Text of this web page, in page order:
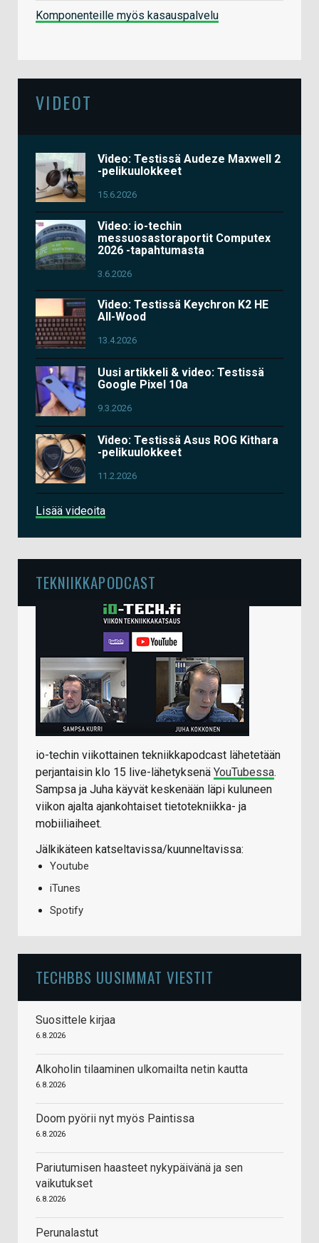
Komponenteille myös kasauspalvelu
VIDEOT
Video: Testissä Audeze Maxwell 2
-pelikuulokkeet
15.6.2026
Video: io-techin
messuosastoraportit Computex
2026 -tapahtumasta
3.6.2026
Video: Testissä Keychron K2 HE
All-Wood
13.4.2026
Uusi artikkeli & video: Testissä
Google Pixel 10a
9.3.2026
Video: Testissä Asus ROG Kithara
-pelikuulokkeet
11.2.2026
Lisää videoita
TEKNIIKKAPODCAST
io-techin viikottainen tekniikkapodcast lähetetään
perjantaisin klo 15 live-lähetyksenä YouTubessa.
Sampsa ja Juha käyvät keskenään läpi kuluneen
viikon ajalta ajankohtaiset tietotekniikka- ja
mobiiliaiheet.
Jälkikäteen katseltavissa/kuunneltavissa:
Youtube
iTunes
Spotify
TECHBBS UUSIMMAT VIESTIT
Suosittele kirjaa
6.8.2026
Alkoholin tilaaminen ulkomailta netin kautta
6.8.2026
Doom pyörii nyt myös Paintissa
6.8.2026
Pariutumisen haasteet nykypäivänä ja sen
vaikutukset
6.8.2026
Perunalastut